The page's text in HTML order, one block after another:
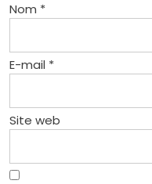
Nom *
E-mail *
Site web